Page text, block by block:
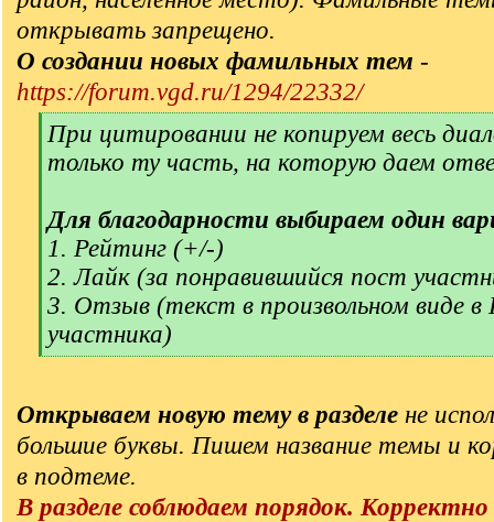
открывать запрещено.
О создании новых фамильных тем -
https://forum.vgd.ru/1294/22332/
[
q
]
При цитировании не копируем весь
только ту часть, на которую даем
Для благодарности выбираем один
1. Рейтинг (+/-)
2. Лайк (за понравившийся пост
3. Отзыв (текст в произвольном виде
участника)
[
]
Открываем новую тему в разделе не
большие буквы. Пишем название темы и
в подтеме.
В разделе соблюдаем порядок.